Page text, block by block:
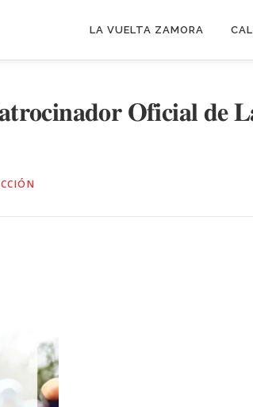
LA VUELTA ZAMORA
𝐎𝐟𝐢𝐜𝐢𝐚𝐥 𝐝𝐞